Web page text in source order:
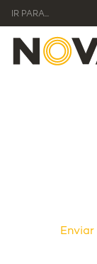
IR PARA...
Enviar